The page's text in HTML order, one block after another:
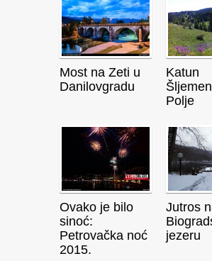
Most na Zeti u
Danilovgradu
Katun
Polje
Ovako je bilo
sinoć:
Petrovačka noć
2015.
Jutros
jezeru